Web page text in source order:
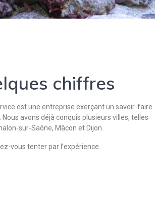
chiffres
est une entreprise exerçant un savoir-faire
Nous avons déjà conquis plusieurs villes, telles
sur-Saône, Mâcon et Dijon.
vous tenter par l’expérience.